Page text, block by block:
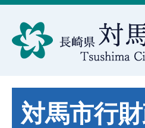
対馬市行